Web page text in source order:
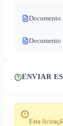
Documento
Documento
ENVIAR
Esta